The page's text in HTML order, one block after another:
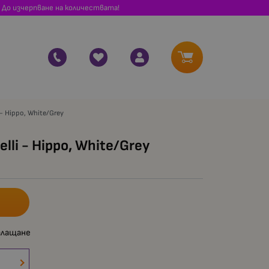
изчерпване на количествата!
Hippo, White/Grey
- Hippo, White/Grey